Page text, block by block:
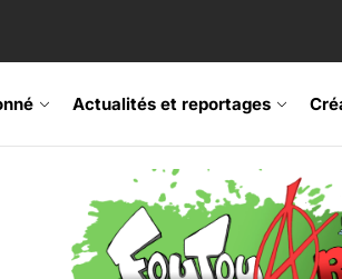
Actualités et reportages
Fripon – vernissage 21 mai